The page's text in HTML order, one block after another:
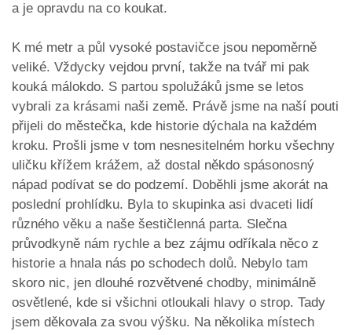
a je opravdu na co koukat.
K mé metr a půl vysoké postavičce jsou nepoměrně
veliké. Vždycky vejdou první, takže na tvář mi pak
kouká málokdo. S partou spolužáků jsme se letos
vybrali za krásami naši země. Právě jsme na naší pouti
přijeli do městečka, kde historie dýchala na každém
kroku. Prošli jsme v tom nesnesitelném horku všechny
uličku křížem krážem, až dostal někdo spásonosný
nápad podívat se do podzemí. Doběhli jsme akorát na
poslední prohlídku. Byla to skupinka asi dvaceti lidí
různého věku a naše šestičlenná parta. Slečna
průvodkyně nám rychle a bez zájmu odříkala něco z
historie a hnala nás po schodech dolů. Nebylo tam
skoro nic, jen dlouhé rozvětvené chodby, minimálně
osvětlené, kde si všichni otloukali hlavy o strop. Tady
jsem děkovala za svou výšku. Na několika místech